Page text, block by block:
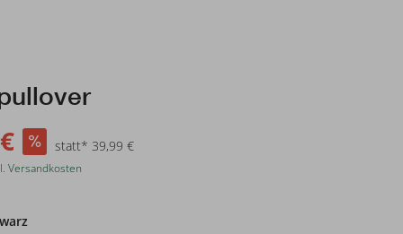
statt* 39,99 €
Versandkosten